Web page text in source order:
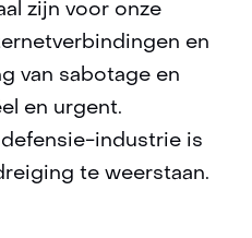
zijn voor onze
en
van sabotage en
en urgent.
industrie is
te weerstaan.